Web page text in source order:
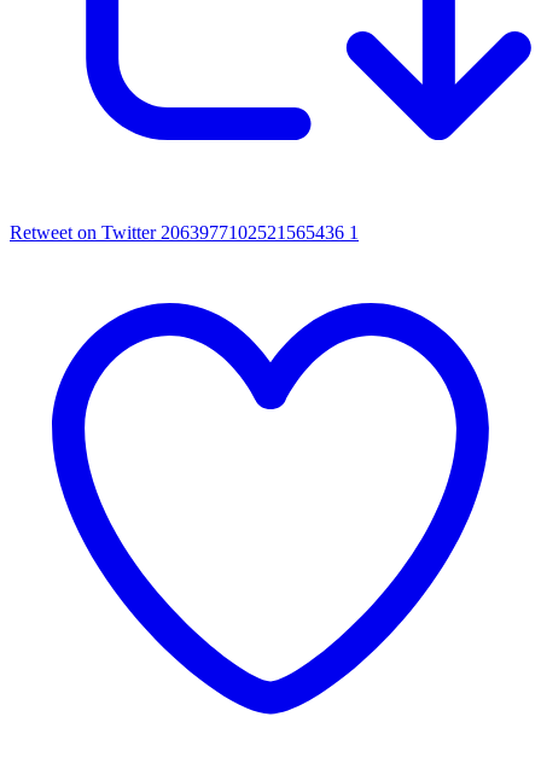
Retweet on Twitter 2063977102521565436 1